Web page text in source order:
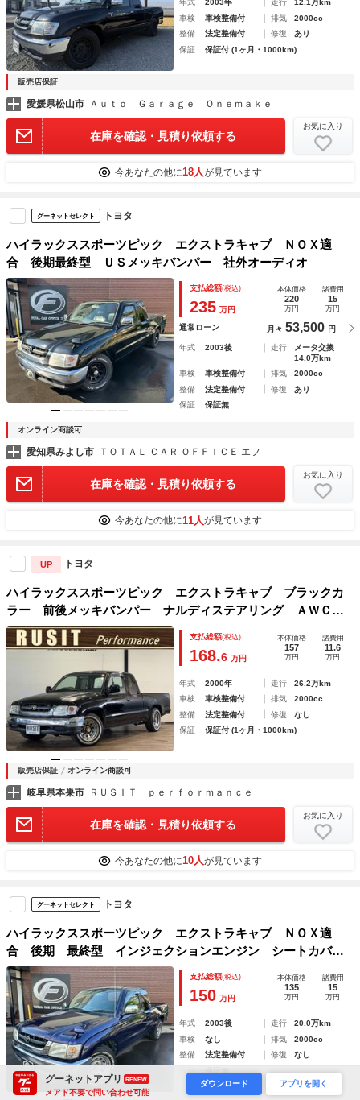
年式 2003年 走行
12.1万km
車検
車検整備付 排気
2000cc
整備
法定整備付 修復
あり
保証
保証付 (1ヶ月・1000km)
販売店保証
愛媛県松山市 Ａｕｔｏ Ｇａｒａｇｅ Ｏｎｅｍａｋｅ
在庫を確認・見積り依頼する
お気に入り
今あなたの他に18人が見ています
グーネットセレクト トヨタ
ハイラックススポーツピック エクストラキャブ ＮＯＸ適
合 後期最終型 ＵＳメッキバンパー 社外オーディオ
支払総額(税込)
235 万円
本体価格
220
万円
諸費用
15
万円
通常ローン 月々 53,500 円
年式 2003後 走行
メータ交換
14.0万km
車検
車検整備付 排気
2000cc
整備
法定整備付 修復
あり
保証
保証無
オンライン商談可
愛知県みよし市 ＴＯＴＡＬ ＣＡＲ ＯＦＦＩＣＥ エフ
在庫を確認・見積り依頼する
お気に入り
今あなたの他に11人が見ています
UP トヨタ
ハイラックススポーツピック エクストラキャブ ブラックカ
ラー 前後メッキバンパー ナルディステアリング ＡＷＣメ
ッキホイール ホワイトリボンタイヤ ｃａｒｒｏｚｚｅｒｉ
ａディスプレイオーディオ シートカバー
支払総額(税込)
168.6 万円
本体価格
157
万円
諸費用
11.6
万円
年式 2000年 走行
26.2万km
車検
車検整備付 排気
2000cc
整備
法定整備付 修復
なし
保証
保証付 (1ヶ月・1000km)
販売店保証 オンライン商談可
岐阜県本巣市 ＲＵＳＩＴ ｐｅｒｆｏｒｍａｎｃｅ
在庫を確認・見積り依頼する
お気に入り
今あなたの他に10人が見ています
グーネットセレクト トヨタ
ハイラックススポーツピック エクストラキャブ ＮＯＸ適
合 後期 最終型 インジェクションエンジン シートカバ
ー エアコン ディスプレイオーディオ 社外ホイール
支払総額(税込)
150 万円
本体価格
135
万円
諸費用
15
万円
年式 2003後 走行
20.0万km
車検
なし 排気
2000cc
整備
法定整備付 修復
なし
保証無
グーネットアプリ RENEW
メアド不要で問い合わせ可能
ダウンロード アプリを開く